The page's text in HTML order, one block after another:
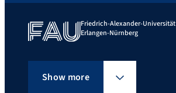
Friedrich-Alexander-Universität
Erlangen-Nürnberg
Show more